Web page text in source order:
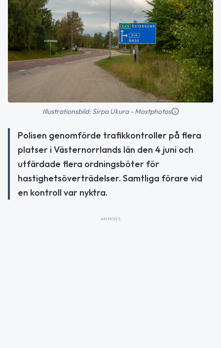
Illustrationsbild: Sirpa Ukura - Mostphotos
Polisen genomförde trafikkontroller på flera
platser i Västernorrlands län den 4 juni och
utfärdade flera ordningsböter för
hastighetsöverträdelser. Samtliga förare vid
en kontroll var nyktra.
ANNONS